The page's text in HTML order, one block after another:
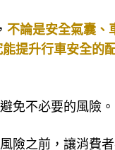
不論是安全氣囊、
提升行車安全的
免不必要的風險。
險之前，讓消費